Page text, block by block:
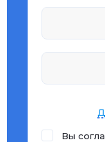
Вы